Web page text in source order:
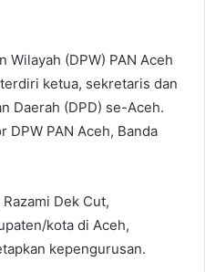
Wilayah (DPW) PAN Aceh
ketua, sekretaris dan
Daerah (DPD) se-Aceh.
DPW PAN Aceh, Banda
Dek Cut,
kota di Aceh,
kepengurusan.